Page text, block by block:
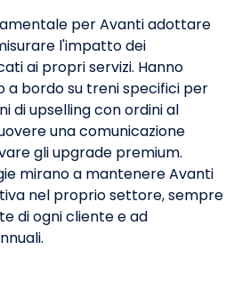
per Avanti adottare
l'impatto dei
ai propri servizi. Hanno
a bordo su treni specifici per
di upselling con ordini al
una comunicazione
gli upgrade premium.
mirano a mantenere Avanti
nel proprio settore, sempre
di ogni cliente e ad